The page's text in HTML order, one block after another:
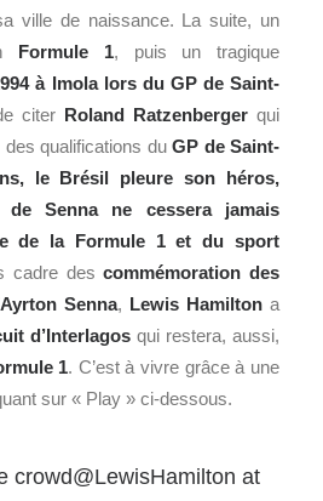
ville de naissance. La suite, un
Formule 1, puis un tragique
à Imola lors du GP de Saint-
citer Roland Ratzenberger qui
des qualifications du GP de Saint-
le Brésil pleure son héros,
de Senna ne cessera jamais
de la Formule 1 et du sport
cadre descommémoration des
Senna, Lewis Hamilton a
d’Interlagosqui restera, aussi,
1. C’est à vivre grâce à une
sur « Play » ci-dessous.
crowd@LewisHamilton at